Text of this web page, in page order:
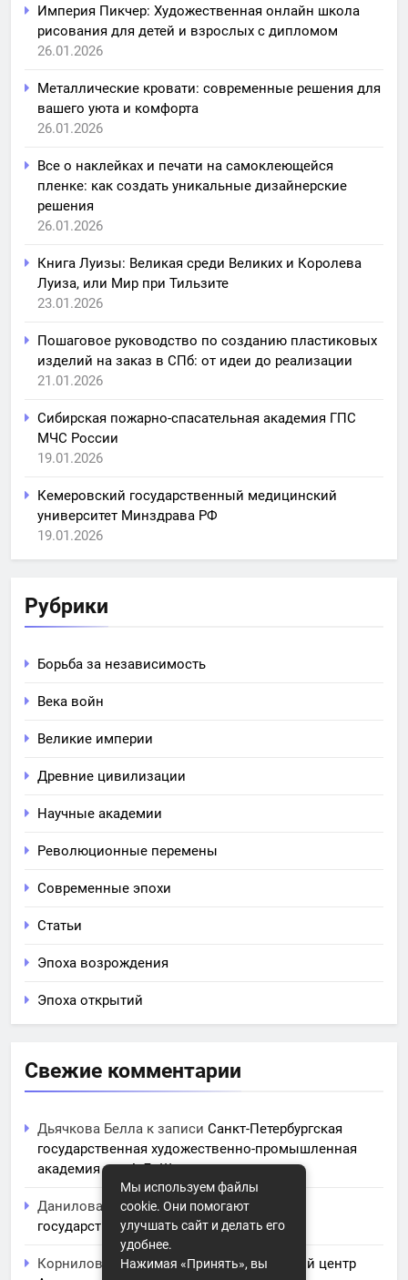
Империя Пикчер: Художественная онлайн школа
рисования для детей и взрослых с дипломом
26.01.2026
Металлические кровати: современные решения для
вашего уюта и комфорта
26.01.2026
Все о наклейках и печати на самоклеющейся
пленке: как создать уникальные дизайнерские
решения
26.01.2026
Книга Луизы: Великая среди Великих и Королева
Луиза, или Мир при Тильзите
23.01.2026
Пошаговое руководство по созданию пластиковых
изделий на заказ в СПб: от идеи до реализации
21.01.2026
Сибирская пожарно-спасательная академия ГПС
МЧС России
19.01.2026
Кемеровский государственный медицинский
университет Минздрава РФ
19.01.2026
Рубрики
Борьба за независимость
Века войн
Великие империи
Древние цивилизации
Научные академии
Революционные перемены
Современные эпохи
Статьи
Эпоха возрождения
Эпоха открытий
Свежие комментарии
Дьячкова Белла к записи Санкт-Петербургская
государственная художественно-промышленная
академия им. А.Л. Штиглица
Данилова Ясминак записиЧитинская
государственная медицинская академия
Корнилова Анитак записиЧПОУ Учебный центр
Мы используем файлы
cookie. Они помогают
улучшать сайт и делать его
удобнее.
Нажимая «Принять», вы